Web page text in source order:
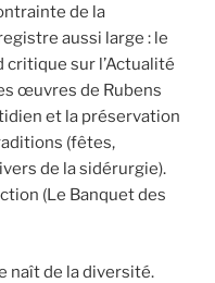
de la
aussi large : le
sur l’Actualité
œuvres de Rubens
et la préservation
(fêtes,
de la sidérurgie).
(Le Banquet des
naît de la diversité.